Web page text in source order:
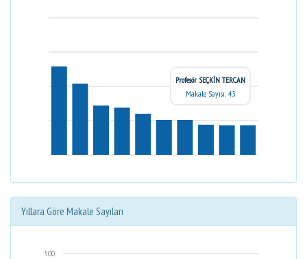
Profesör SEÇKİN TERCAN
Makale Sayısı: 43
Yıllara Göre Makale Sayıları
500